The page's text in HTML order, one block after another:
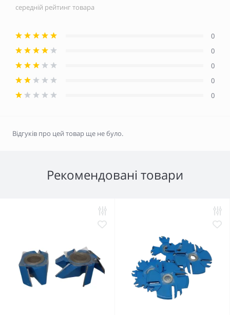
середній рейтинг товара
0
0
0
0
0
Відгуків про цей товар ще не було.
Рекомендовані товари